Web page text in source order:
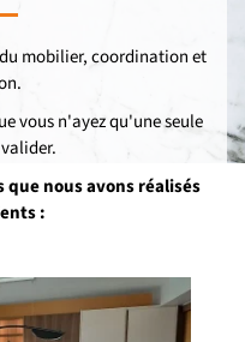
mobilier, coordination et
vous n'ayez qu'une seule
nous avons réalisés
: